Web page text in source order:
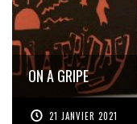
ON A GRIPE
21 JANVIER 2021